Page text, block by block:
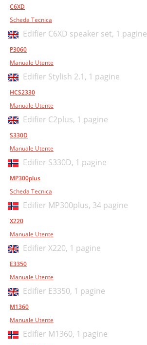
C6XD
Scheda Tecnica
Edifier C6XD speaker set, 1 pagine
P3060
Manuale Utente
Edifier Stylish 2.1, 1 pagine
HCS2330
Manuale Utente
Edifier C2plus, 1 pagine
S330D
Manuale Utente
Edifier S330D, 1 pagine
MP300plus
Scheda Tecnica
Edifier MP300plus, 34 pagine
X220
Manuale Utente
Edifier X220, 1 pagine
E3350
Manuale Utente
Edifier E3350, 1 pagine
M1360
Manuale Utente
Edifier M1360, 1 pagine